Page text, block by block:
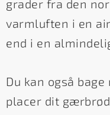
grader fra den
varmluften i en
end i en
Du kan også
placer dit